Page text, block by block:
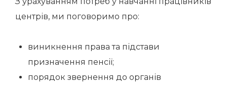
центрів, ми поговоримо про:
виникнення права та підстави
призначення пенсії;
порядок звернення до органів